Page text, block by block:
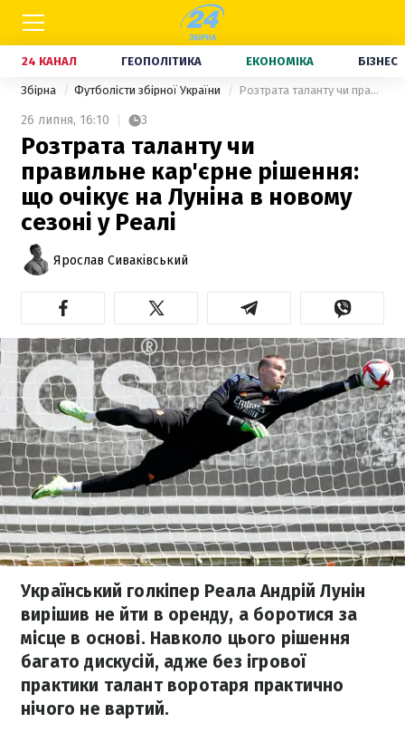
24 КАНАЛ ГЕОПОЛІТИКА ЕКОНОМІКА БІЗНЕС
Збірна Футболісти збірної України Розтрата таланту чи правильне кар'єрне рішення: що очікує на Луніна в новому сезоні у Реалі
26 липня, 16:10 3
Розтрата таланту чи
правильне кар'єрне рішення:
що очікує на Луніна в новому
сезоні у Реалі
Ярослав Сиваківський
Український голкіпер Реала Андрій Лунін
вирішив не йти в оренду, а боротися за
місце в основі. Навколо цього рішення
багато дискусій, адже без ігрової
практики талант воротаря практично
нічого не вартий.